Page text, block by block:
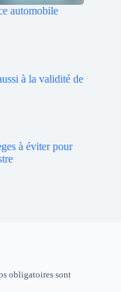
automobile
à la validité de
à éviter pour
obligatoires sont